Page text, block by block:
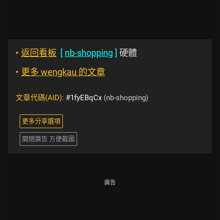
‣ 返回看板 [ nb-shopping ] 硬體
‣ 更多 wengkau 的文章
文章代碼(AID): #1fyEBqCx (nb-shopping)
更多分享選項
關閉廣告 方便截圖
廣告